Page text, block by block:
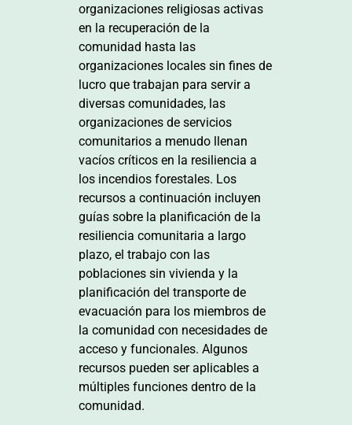
organizaciones religiosas activas
en la recuperación de la
comunidad hasta las
organizaciones locales sin fines de
lucro que trabajan para servir a
diversas comunidades, las
organizaciones de servicios
comunitarios a menudo llenan
vacíos críticos en la resiliencia a
los incendios forestales. Los
recursos a continuación incluyen
guías sobre la planificación de la
resiliencia comunitaria a largo
plazo, el trabajo con las
poblaciones sin vivienda y la
planificación del transporte de
evacuación para los miembros de
la comunidad con necesidades de
acceso y funcionales. Algunos
recursos pueden ser aplicables a
múltiples funciones dentro de la
comunidad.